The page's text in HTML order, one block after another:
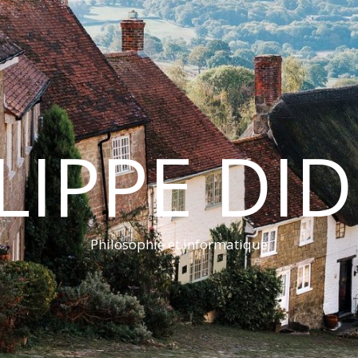
Philosophie et informatique